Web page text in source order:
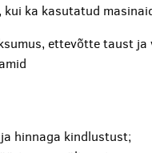
ka kasutatud
ettevõtte taust ja
hinnaga kindlustust;